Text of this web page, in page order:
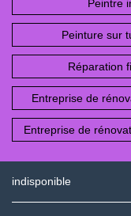
Peintre
Peinture sur
Réparation
Entreprise de
Entreprise de
indisponible